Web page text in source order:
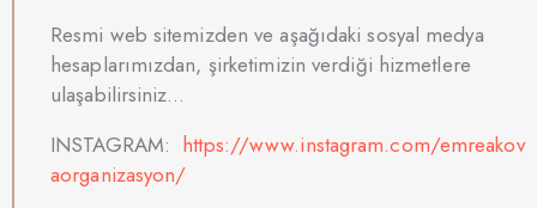
Resmi web sitemizden ve aşağıdaki sosyal medya
hesaplarımızdan, şirketimizin verdiği hizmetlere
ulaşabilirsiniz…
INSTAGRAM: https://www.instagram.com/emreakov
aorganizasyon/